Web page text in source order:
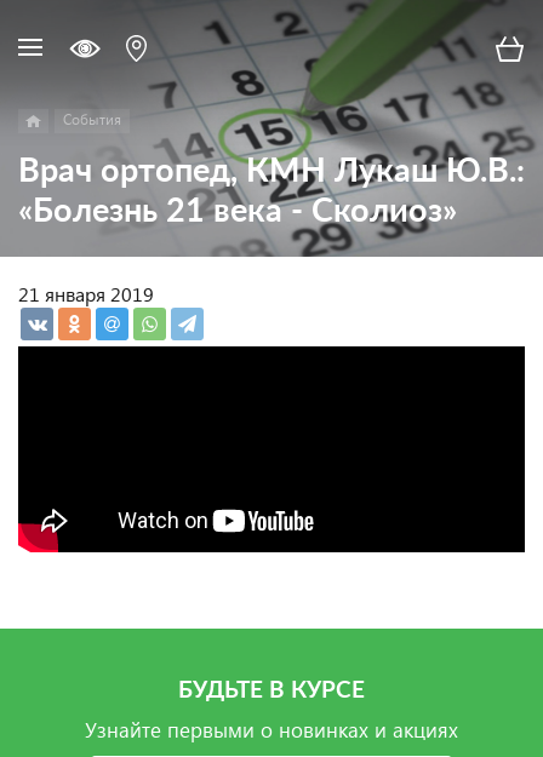
События
Врач ортопед, КМН Лукаш Ю.В.:
«Болезнь 21 века - Сколиоз»
21 января 2019
БУДЬТЕ В КУРСЕ
Узнайте первыми о новинках и акциях